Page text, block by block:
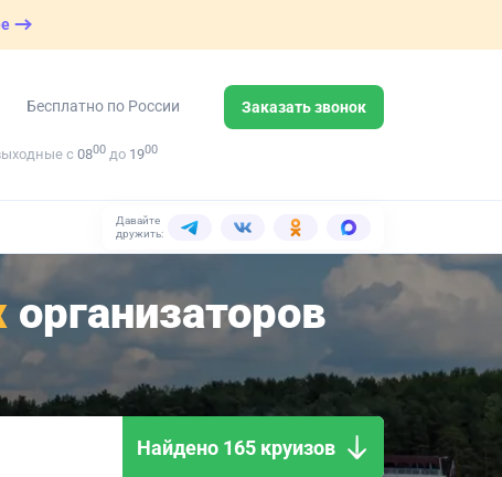
Бесплатно по России Заказать звонок
с 0800 до 1900
Давайте
дружить:
организаторов
Найдено 165 круизов